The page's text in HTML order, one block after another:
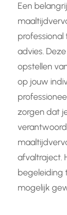
Een
advies.
opstellen
op jouw
zorgen dat
afvaltraject.
begeleiding
mogelijk